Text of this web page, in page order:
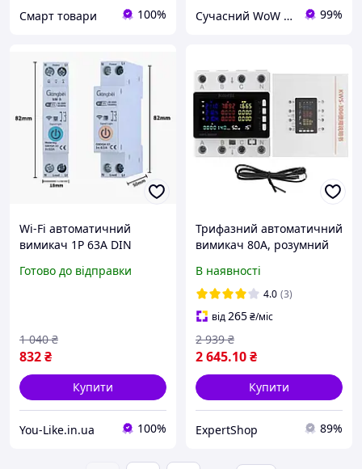
Смарт товари 100% Сучасний WoW Будинок 99%
Wi-Fi автоматичний
вимикач 1P 63А DIN
кВт/год
Готово до відправки
832₴
1 040 ₴
Купити
You-Like.in.ua 100%
Трифазний автоматичний
вимикач 80А, розумний
рейка
В наявності
4.0 (3)
від265₴/міс
2 645.10₴
2 939 ₴
Купити
ExpertShop 89%